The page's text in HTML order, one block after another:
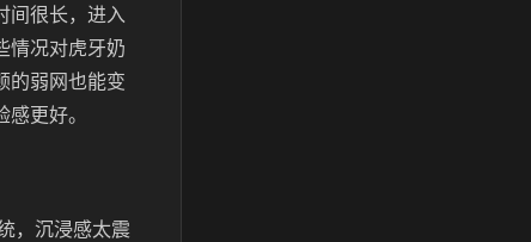
间很长，进入
情况对虎牙奶
的弱网也能变
更好。
，沉浸感太震